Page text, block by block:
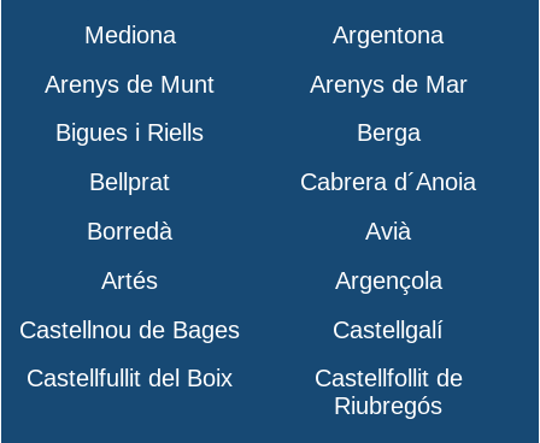
Mediona
Argentona
Arenys de Munt
Arenys de Mar
Bigues i Riells
Berga
Bellprat
Cabrera d´Anoia
Borredà
Avià
Artés
Argençola
Castellnou de Bages
Castellgalí
Castellfullit del Boix
Castellfollit de
Riubregós